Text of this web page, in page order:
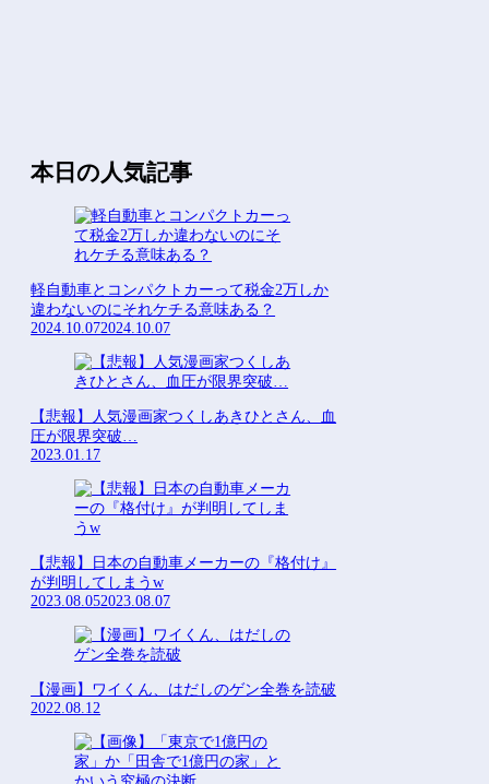
本日の人気記事
軽自動車とコンパクトカーって税金2万しか
違わないのにそれケチる意味ある？
2024.10.072024.10.07
【悲報】人気漫画家つくしあきひとさん、血
圧が限界突破…
2023.01.17
【悲報】日本の自動車メーカーの『格付け』
が判明してしまうw
2023.08.052023.08.07
【漫画】ワイくん、はだしのゲン全巻を読破
2022.08.12